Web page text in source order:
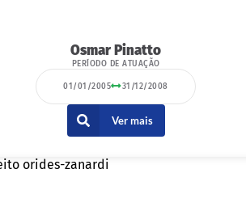
Osmar Pinatto
PERÍODO DE ATUAÇÃO
01/01/2005 31/12/2008
Ver mais